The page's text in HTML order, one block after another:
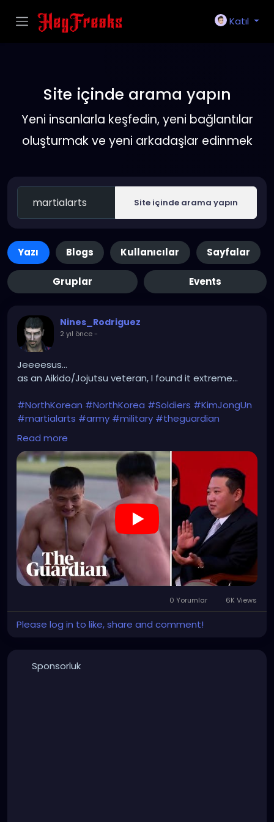
Katıl
Site içinde arama yapın
Yeni insanlarla keşfedin, yeni bağlantılar
oluşturmak ve yeni arkadaşlar edinmek
Site içinde arama yapın
Yazı Blogs Kullanıcılar Sayfalar
Gruplar Events
Nines_Rodriguez
2 yıl önce-
Jeeeesus...
as an Aikido/Jojutsu veteran, I found it extreme...
#NorthKorean #NorthKorea #Soldiers #KimJongUn
#martialarts #army #military #theguardian
https://youtu.be/4-x1LPskvJc
Read more
0 Yorumlar 6K Views
Please log in to like, share and comment!
Sponsorluk